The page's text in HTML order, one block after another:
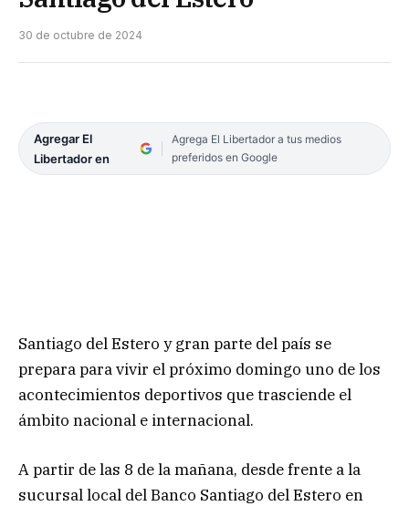
30 de octubre de 2024
Agregar El
Libertador en
Agrega El Libertador a tus medios
preferidos en Google
Santiago del Estero y gran parte del país se
prepara para vivir el próximo domingo uno de los
acontecimientos deportivos que trasciende el
ámbito nacional e internacional.
A partir de las 8 de la mañana, desde frente a la
sucursal local del Banco Santiago del Estero en